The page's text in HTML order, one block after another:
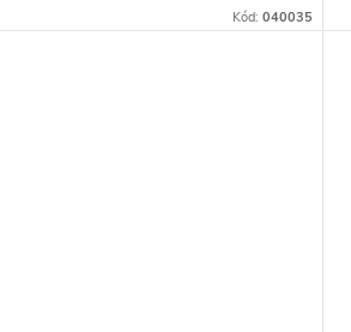
Kód:040035